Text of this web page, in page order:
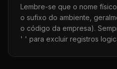
Lembre-se que o nome
o sufixo do ambiente,
o código da empresa).
' ' para excluir registros